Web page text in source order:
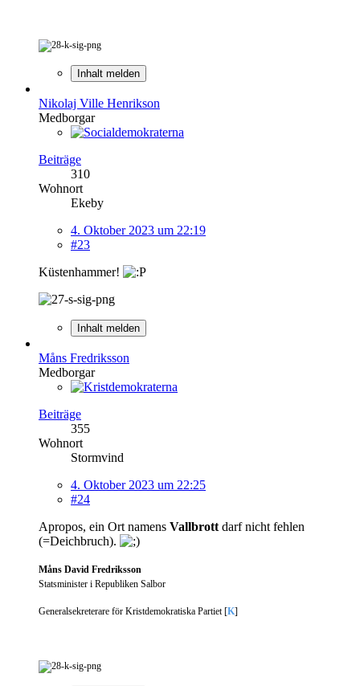
Inhalt melden
Nikolaj Ville Henrikson
Medborgar
Beiträge
310
Wohnort
Ekeby
4. Oktober 2023 um 22:19
#23
Küstenhammer!
Inhalt melden
Måns Fredriksson
Medborgar
Beiträge
355
Wohnort
Stormvind
4. Oktober 2023 um 22:25
#24
Apropos, ein Ort namens Vallbrott darf nicht fehlen
(=Deichbruch).
Måns David Fredriksson
Statsminister i Republiken Salbor
Generalsekreterare för Kristdemokratiska Partiet [K]